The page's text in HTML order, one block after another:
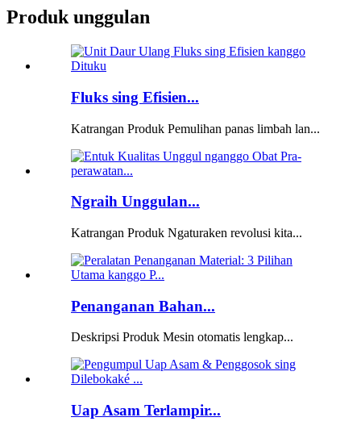
Produk unggulan
Fluks sing Efisien...
Katrangan Produk Pemulihan panas limbah lan...
Ngraih Unggulan...
Katrangan Produk Ngaturaken revolusi kita...
Penanganan Bahan...
Deskripsi Produk Mesin otomatis lengkap...
Uap Asam Terlampir...